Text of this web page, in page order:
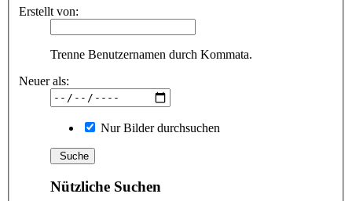
Erstellt von:
Trenne Benutzernamen durch Kommata.
Neuer als:
Nur Bilder durchsuchen
Nützliche Suchen